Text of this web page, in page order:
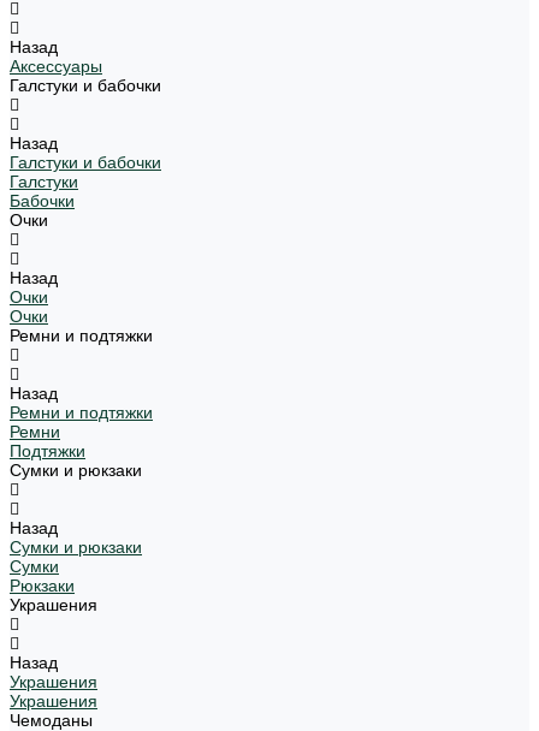
Назад
Аксессуары
Галстуки и бабочки
Назад
Галстуки и бабочки
Галстуки
Бабочки
Очки
Назад
Очки
Очки
Ремни и подтяжки
Назад
Ремни и подтяжки
Ремни
Подтяжки
Сумки и рюкзаки
Назад
Сумки и рюкзаки
Сумки
Рюкзаки
Украшения
Назад
Украшения
Украшения
Чемоданы